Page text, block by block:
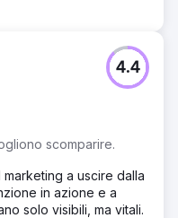
scomparire.
4.4
a uscire dalla
in azione e a
solo visibili, ma vitali.